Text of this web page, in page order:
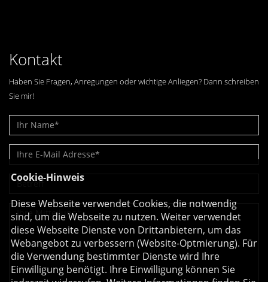
Kontakt
Haben Sie Fragen, Anregungen oder wichtige Anliegen? Dann schreiben
Sie mir!
Cookie-Hinweis
Diese Webseite verwendet Cookies, die notwendig
sind, um die Webseite zu nutzen. Weiter verwendet
diese Webseite Dienste von Drittanbietern, um das
Webangebot zu verbessern (Website-Optmierung). Für
die Verwendung bestimmter Dienste wird Ihre
Einwilligung benötigt. Ihre Einwilligung können Sie